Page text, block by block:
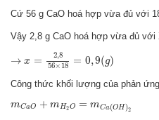
Cứ 56 g CaO hoá hợp vừa đủ với
Vậy 2,8 g CaO hoá hợp vừa đủ với
→ x = 2,8
56× 18 = 0,9(g)
56×
Công thức khối lượng của phản
mCaO + mH2O = mCa(OH )2
m + mH mC